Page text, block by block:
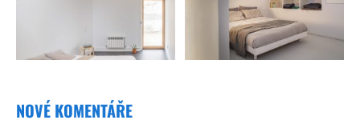
NOVÉ KOMENTÁŘE